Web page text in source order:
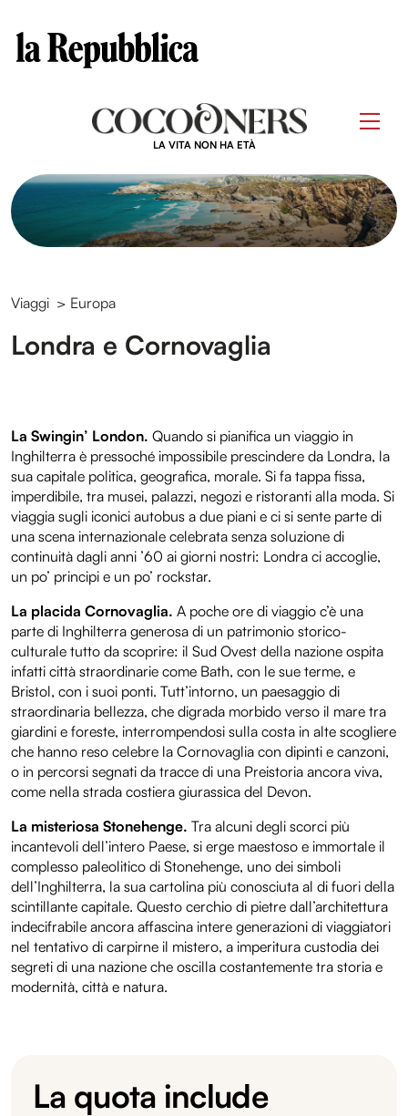
LA VITA NON HA ETÀ
Viaggi > Europa
Londra e Cornovaglia
La Swingin’ London. Quando si pianifica un viaggio in
Inghilterra è pressoché impossibile prescindere da Londra, la
sua capitale politica, geografica, morale. Si fa tappa fissa,
imperdibile, tra musei, palazzi, negozi e ristoranti alla moda. Si
viaggia sugli iconici autobus a due piani e ci si sente parte di
una scena internazionale celebrata senza soluzione di
continuità dagli anni ’60 ai giorni nostri: Londra ci accoglie,
un po’ principi e un po’ rockstar.
La placida Cornovaglia. A poche ore di viaggio c’è una
parte di Inghilterra generosa di un patrimonio storico-
culturale tutto da scoprire: il Sud Ovest della nazione ospita
infatti città straordinarie come Bath, con le sue terme, e
Bristol, con i suoi ponti. Tutt’intorno, un paesaggio di
straordinaria bellezza, che digrada morbido verso il mare tra
giardini e foreste, interrompendosi sulla costa in alte scogliere
che hanno reso celebre la Cornovaglia con dipinti e canzoni,
o in percorsi segnati da tracce di una Preistoria ancora viva,
come nella strada costiera giurassica del Devon.
La misteriosa Stonehenge. Tra alcuni degli scorci più
incantevoli dell’intero Paese, si erge maestoso e immortale il
complesso paleolitico di Stonehenge, uno dei simboli
dell’Inghilterra, la sua cartolina più conosciuta al di fuori della
scintillante capitale. Questo cerchio di pietre dall’architettura
indecifrabile ancora affascina intere generazioni di viaggiatori
nel tentativo di carpirne il mistero, a imperitura custodia dei
segreti di una nazione che oscilla costantemente tra storia e
modernità, città e natura.
La quota include